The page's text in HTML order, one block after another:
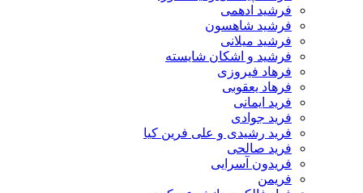
فرشید ادهمی
فرشید شاهسون
فرشید میلانی
فرشید و اشکان شایسته
فرهاد فیروزی
فرهاد یعقوبی
فرید ایمانی
فرید جوادی
فرید رشیدی و علی فرین کیا
فرید صالحی
فریدون آسرایی
فریمن